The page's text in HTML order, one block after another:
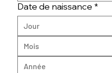
Date de naissance *